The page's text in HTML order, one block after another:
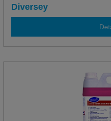
Diversey